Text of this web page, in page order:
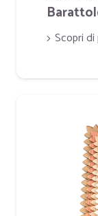
Scopri di